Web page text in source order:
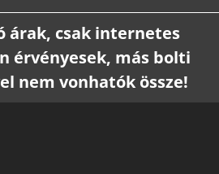
árak, csak internetes
érvényesek, más bolti
nem vonhatók össze!